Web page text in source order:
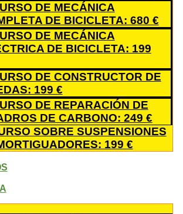
DE MECÁNICA
DE BICICLETA: 680 €
DE MECÁNICA
DE BICICLETA: 199
DE CONSTRUCTOR DE
199 €
DE REPARACIÓN DE
DE CARBONO: 249 €
SOBRE SUSPENSIONES
199 €